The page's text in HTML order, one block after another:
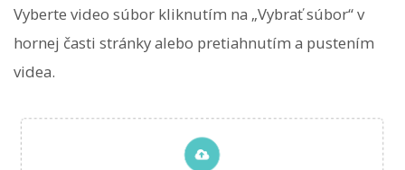
Vyberte video súbor kliknutím na „Vybrať súbor“ v
hornej časti stránky alebo pretiahnutím a pustením
videa.